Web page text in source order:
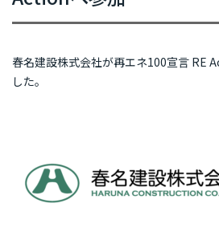
イベント情報
メディア掲載
主催イベント
協力イベント
春名建設株式会社が再エネ100宣言 RE
した。